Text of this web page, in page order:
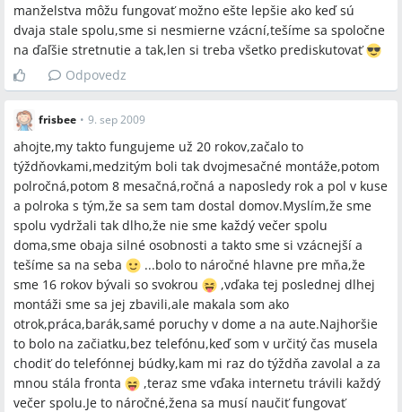
manželstva môžu fungovať možno ešte lepšie ako keď sú
dvaja stale spolu,sme si nesmierne vzácní,tešíme sa spoločne
na ďaľšie stretnutie a tak,len si treba všetko prediskutovať
Odpovedz
frisbee • 9. sep 2009
ahojte,my takto fungujeme už 20 rokov,začalo to
týždňovkami,medzitým boli tak dvojmesačné montáže,potom
polročná,potom 8 mesačná,ročná a naposledy rok a pol v kuse
a polroka s tým,že sa sem tam dostal domov.Myslím,že sme
spolu vydržali tak dlho,že nie sme každý večer spolu
doma,sme obaja silné osobnosti a takto sme si vzácnejší a
tešíme sa na seba
...bolo to náročné hlavne pre mňa,že
sme 16 rokov bývali so svokrou
,vďaka tej poslednej dlhej
montáži sme sa jej zbavili,ale makala som ako
otrok,práca,barák,samé poruchy v dome a na aute.Najhoršie
to bolo na začiatku,bez telefónu,keď som v určitý čas musela
chodiť do telefónnej búdky,kam mi raz do týždňa zavolal a za
mnou stála fronta
,teraz sme vďaka internetu trávili každý
večer spolu.Je to náročné,žena sa musí naučiť fungovať